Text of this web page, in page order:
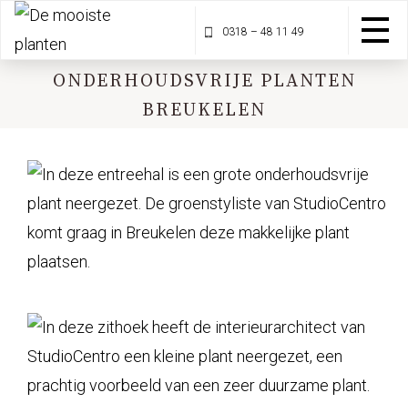
0318 – 48 11 49
ONDERHOUDSVRIJE PLANTEN
BREUKELEN